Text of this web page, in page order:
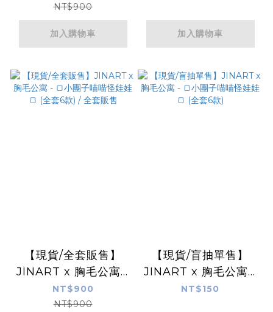
備糧 (全6款)
NT$900
加入購物車 加入購物車
【現貨/全套販售】
JINART x 胸毛公寓 -
🍞小團子喵喵怪娃娃🍞
(全套6款) / 全套販售
NT$900
NT$900
【現貨/盲抽單售】
JINART x 胸毛公寓 -
🍞小團子喵喵怪娃娃🍞
NT$150